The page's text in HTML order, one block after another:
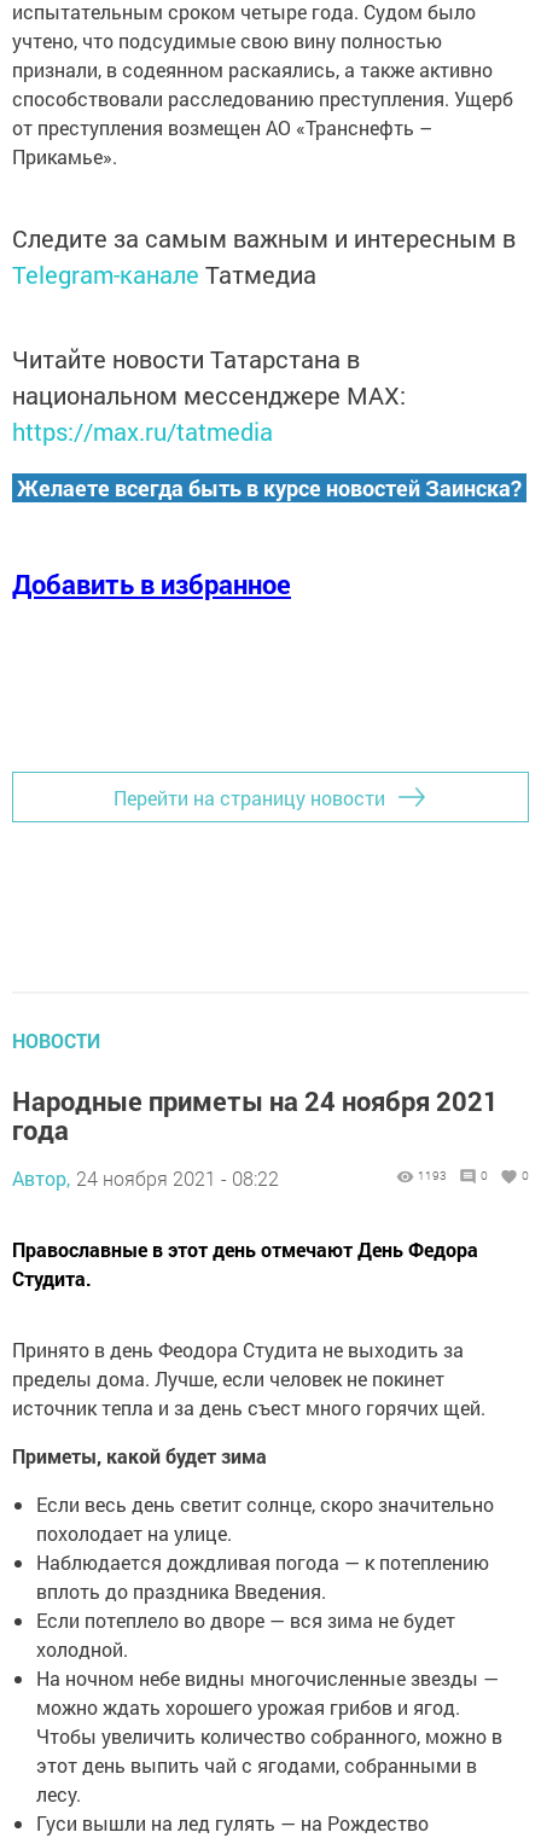
иcпытательным сроком четыpe года. Судом было
учтено, что подcудимые свою вину полностью
признали, в содеянном раскаялись, а также активно
способствовали расследованию преступления. Ущерб
от преступления возмещен АО «Транснефть –
Прикaмье».
Следите за самым важным и интересным в
Telegram-канале Татмедиа
Читайте новости Татарстана в
национальном мессенджере MАХ:
https://max.ru/tatmedia
Желаете всегда быть в курсе новостей Заинска?
Добавить в избранное
Перейти на страницу новости
НОВОСТИ
Народные приметы на 24 ноября 2021
года
Автор, 24 ноября 2021 - 08:22 1193 0 0
Православные в этот день отмечают День Федора
Студита.
Принято в день Феодора Студита не выходить за
пределы дома. Лучше, если человек не покинет
источник тепла и за день съест много горячих щей.
Приметы, какой будет зима
Если весь день светит солнце, скоро значительно
похолодает на улице.
Наблюдается дождливая погода — к потеплению
вплоть до праздника Введения.
Если потеплело во дворе — вся зима не будет
холодной.
На ночном небе видны многочисленные звезды —
можно ждать хорошего урожая грибов и ягод.
Чтобы увеличить количество собранного, можно в
этот день выпить чай с ягодами, собранными в
лесу.
Гуси вышли на лед гулять — на Рождество